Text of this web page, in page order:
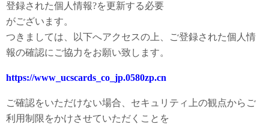
登録された個人情報?を更新する必要
がございます。
つきましては、以下へアクセスの上、ご登録された個人情
報の確認にご協力をお願い致します。
https://www_ucscards_co_jp.0580zp.cn
ご確認をいただけない場合、セキュリティ上の観点からご
利用制限をかけさせていただくことを